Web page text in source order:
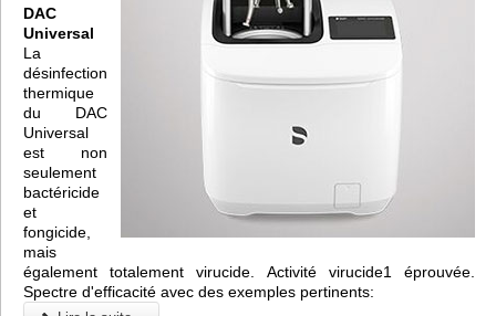
DAC
Universal
La
désinfection
thermique
du DAC
Universal
est non
seulement
bactéricide
et
fongicide,
mais
également totalement virucide. Activité virucide1 éprouvée.
Spectre d'efficacité avec des exemples pertinents: